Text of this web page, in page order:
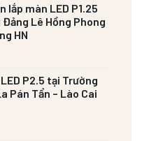
lắp màn LED P1.25
Lê Hồng Phong
HN
P2.5 tại Trường
Pán Tẩn – Lào Cai